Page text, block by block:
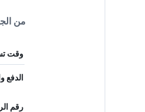
من
وقت
الدفع
رقم